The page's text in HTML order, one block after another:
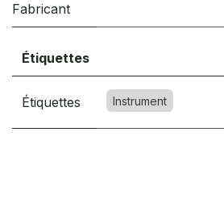
Fabricant
Étiquettes
Étiquettes Instrument